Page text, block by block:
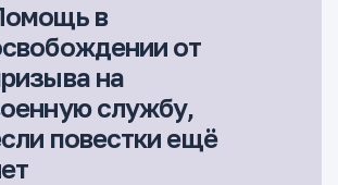
в
от
на
службу,
повестки ещё